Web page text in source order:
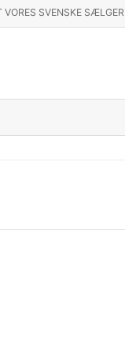
VORES SVENSKE SÆLGER